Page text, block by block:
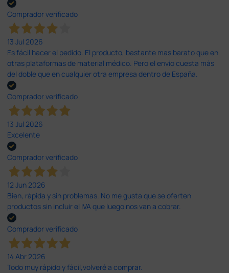
Comprador verificado
13 Jul 2026
Es fácil hacer el pedido. El producto, bastante mas barato que en
otras plataformas de material médico. Pero el envío cuesta más
del doble que en cualquier otra empresa dentro de España.
Comprador verificado
13 Jul 2026
Excelente
Comprador verificado
12 Jun 2026
Bien, rápida y sin problemas. No me gusta que se oferten
productos sin incluir el IVA que luego nos van a cobrar.
Comprador verificado
14 Abr 2026
Todo muy rápido y fácil,volveré a comprar.